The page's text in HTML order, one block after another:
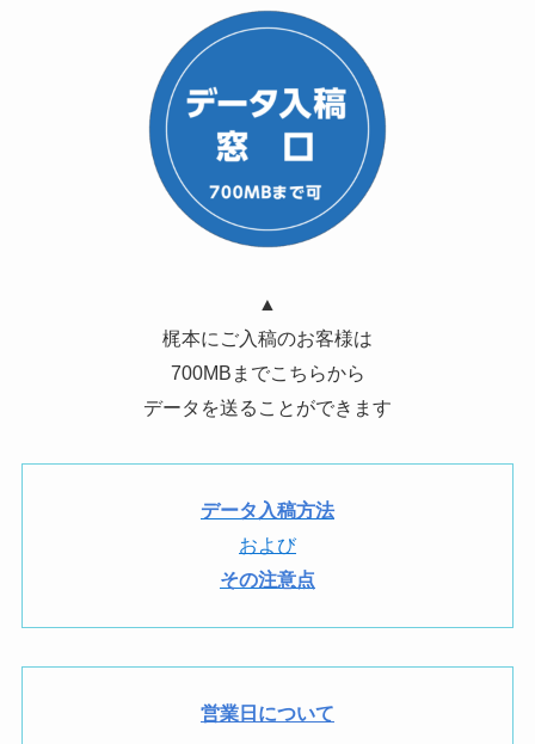
▲
梶本にご入稿のお客様は
700MBまでこちらから
データを送ることができます
データ入稿方法
および
その注意点
営業日について